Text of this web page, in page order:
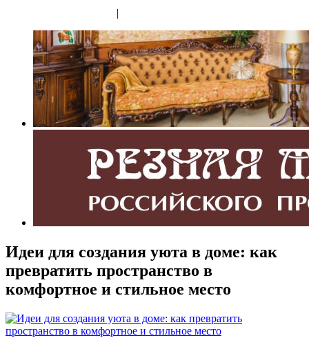
|
Идеи для создания уюта в доме: как
превратить пространство в
комфортное и стильное место